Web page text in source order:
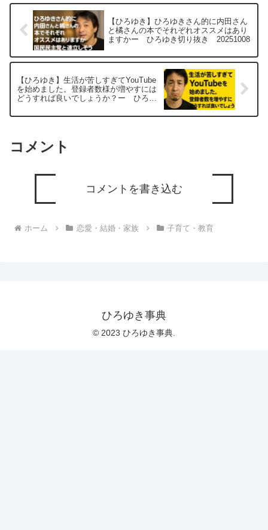
【ひろゆき】ひろゆきさん的に内田さん
と橘さんの本でそれぞれオススメはあり
ますかー ひろゆき切り抜き 20251008
【ひろゆき】生活が苦しすぎてYouTube
を始めました。登録者数様が増やすには
どうすれば良いでしょうか？ー ひろゆ
コメント
コメントを書き込む
ホーム 恋愛・結婚・家族 子育て・教育
ひろゆき事典
© 2023 ひろゆき事典.